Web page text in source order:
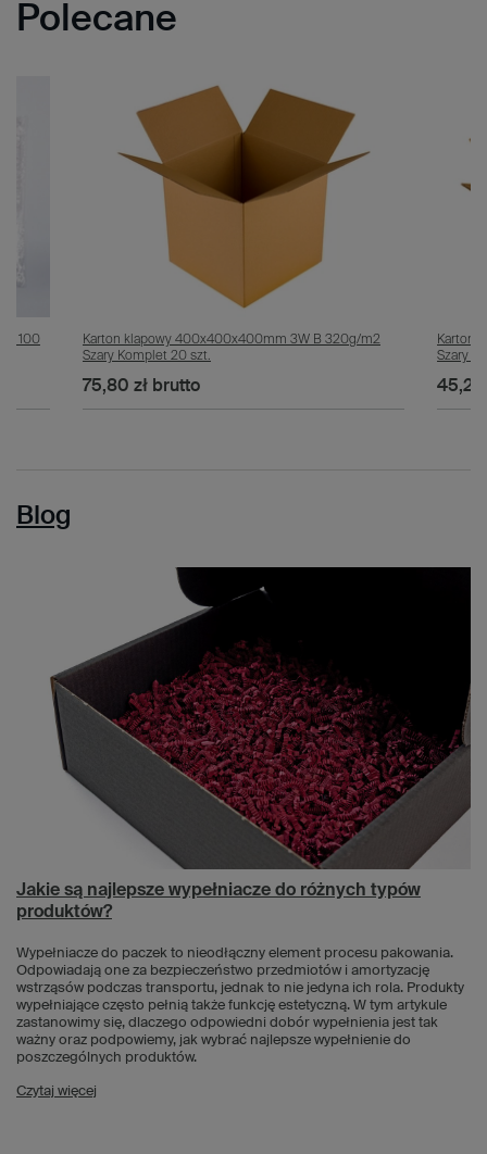
Polecane
100
Karton klapowy 400x400x400mm 3W B 320g/m2
Szary Komplet 20 szt.
75,80 złbrutto
Karton
Szary
45,20
Blog
Jakie są najlepsze wypełniacze do różnych typów
produktów?
Wypełniacze do paczek to nieodłączny element procesu pakowania.
Odpowiadają one za bezpieczeństwo przedmiotów i amortyzację
wstrząsów podczas transportu, jednak to nie jedyna ich rola. Produkty
wypełniające często pełnią także funkcję estetyczną. W tym artykule
zastanowimy się, dlaczego odpowiedni dobór wypełnienia jest tak
ważny oraz podpowiemy, jak wybrać najlepsze wypełnienie do
poszczególnych produktów.
Czytaj więcej